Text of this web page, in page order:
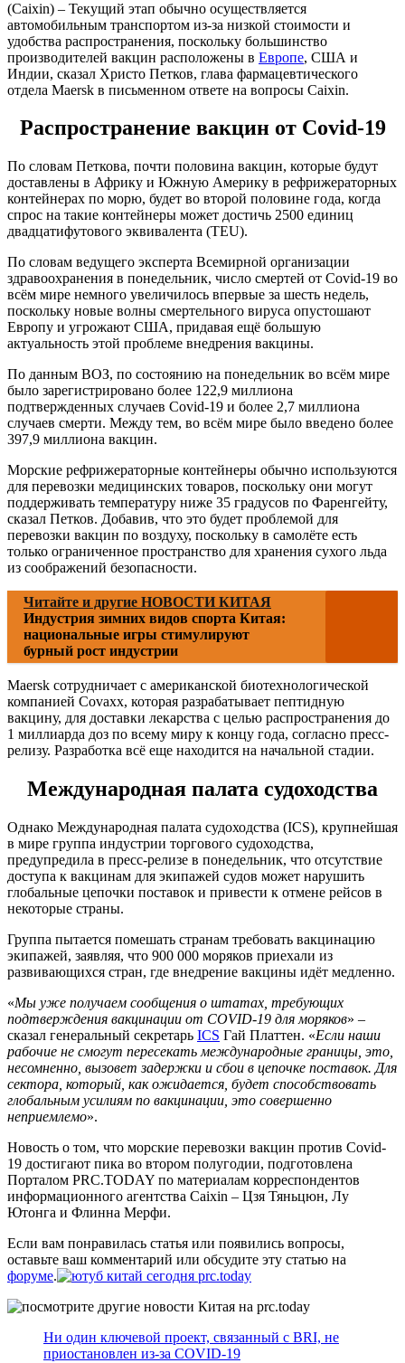
(Caixin) – Текущий этап обычно осуществляется
автомобильным транспортом из-за низкой стоимости и
удобства распространения, поскольку большинство
производителей вакцин расположены в Европе, США и
Индии, сказал Христо Петков, глава фармацевтического
отдела Maersk в письменном ответе на вопросы Caixin.
Распространение вакцин от Covid-19
По словам Петкова, почти половина вакцин, которые будут
доставлены в Африку и Южную Америку в рефрижераторных
контейнерах по морю, будет во второй половине года, когда
спрос на такие контейнеры может достичь 2500 единиц
двадцатифутового эквивалента (TEU).
По словам ведущего эксперта Всемирной организации
здравоохранения в понедельник, число смертей от Covid-19 во
всём мире немного увеличилось впервые за шесть недель,
поскольку новые волны смертельного вируса опустошают
Европу и угрожают США, придавая ещё большую
актуальность этой проблеме внедрения вакцины.
По данным ВОЗ, по состоянию на понедельник во всём мире
было зарегистрировано более 122,9 миллиона
подтвержденных случаев Covid-19 и более 2,7 миллиона
случаев смерти. Между тем, во всём мире было введено более
397,9 миллиона вакцин.
Морские рефрижераторные контейнеры обычно используются
для перевозки медицинских товаров, поскольку они могут
поддерживать температуру ниже 35 градусов по Фаренгейту,
сказал Петков. Добавив, что это будет проблемой для
перевозки вакцин по воздуху, поскольку в самолёте есть
только ограниченное пространство для хранения сухого льда
из соображений безопасности.
Читайте и другие НОВОСТИ КИТАЯ
Индустрия зимних видов спорта Китая:
национальные игры стимулируют
бурный рост индустрии
Maersk сотрудничает с американской биотехнологической
компанией Covaxx, которая разрабатывает пептидную
вакцину, для доставки лекарства с целью распространения до
1 миллиарда доз по всему миру к концу года, согласно пресс-
релизу. Разработка всё еще находится на начальной стадии.
Международная палата судоходства
Однако Международная палата судоходства (ICS), крупнейшая
в мире группа индустрии торгового судоходства,
предупредила в пресс-релизе в понедельник, что отсутствие
доступа к вакцинам для экипажей судов может нарушить
глобальные цепочки поставок и привести к отмене рейсов в
некоторые страны.
Группа пытается помешать странам требовать вакцинацию
экипажей, заявляя, что 900 000 моряков приехали из
развивающихся стран, где внедрение вакцины идёт медленно.
«Мы уже получаем сообщения о штатах, требующих
подтверждения вакцинации от COVID-19 для моряков» –
сказал генеральный секретарь ICS Гай Платтен. «Если наши
рабочие не смогут пересекать международные границы, это,
несомненно, вызовет задержки и сбои в цепочке поставок. Для
сектора, который, как ожидается, будет способствовать
глобальным усилиям по вакцинации, это совершенно
неприемлемо».
Новость о том, что морские перевозки вакцин против Covid-
19 достигают пика во втором полугодии, подготовлена
Порталом PRC.TODAY по материалам корреспондентов
информационного агентства Caixin – Цзя Тяньцюн, Лу
Ютонга и Флинна Мерфи.
Если вам понравилась статья или появились вопросы,
оставьте ваш комментарий или обсудите эту статью на
форуме.
Ни один ключевой проект, связанный с BRI, не
приостановлен из-за COVID-19